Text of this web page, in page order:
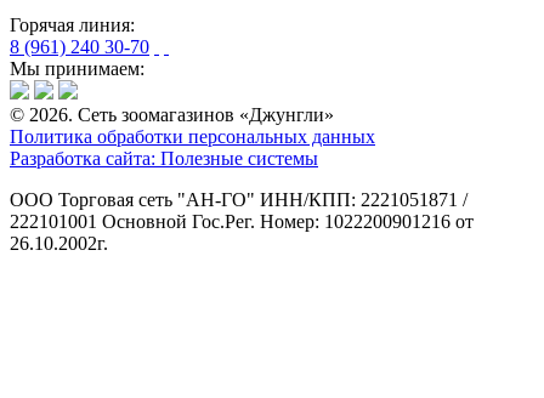
Горячая линия:
8 (961) 240 30-70
Мы принимаем:
© 2026. Сеть зоомагазинов «Джунгли»
Политика обработки персональных данных
Разработка сайта: Полезные системы
ООО Торговая сеть "АН-ГО" ИНН/КПП: 2221051871 /
222101001 Основной Гос.Рег. Номер: 1022200901216 от
26.10.2002г.